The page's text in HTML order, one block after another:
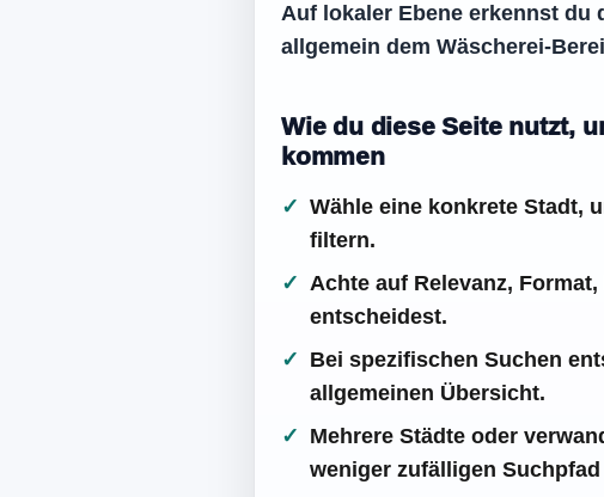
Auf lokaler Ebene erkennst du
allgemein dem Wäscherei-
Wie du diese Seite nutzt,
kommen
Wähle eine konkrete Stadt,
filtern.
Achte auf Relevanz,
entscheidest.
Bei spezifischen Suchen
allgemeinen Übersicht.
Mehrere Städte oder
weniger zufälligen